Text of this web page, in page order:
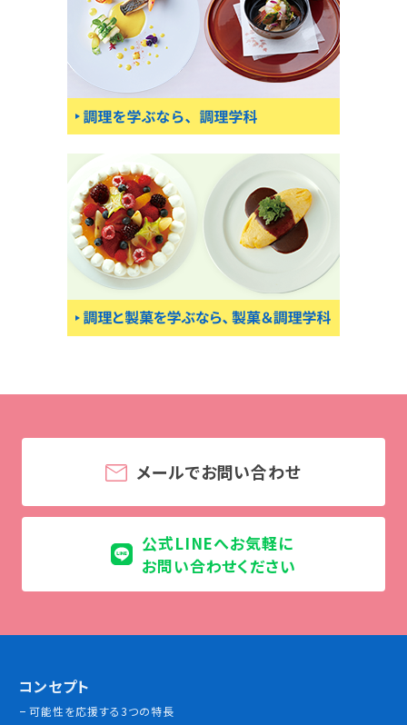
メールでお問い合わせ
公式LINEへお気軽に
お問い合わせください
コンセプト
可能性を応援する3つの特長